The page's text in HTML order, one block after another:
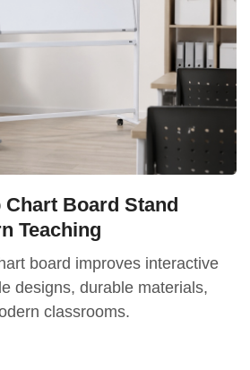
Chart Board Stand
Teaching
board improves interactive
designs, durable materials,
classrooms.